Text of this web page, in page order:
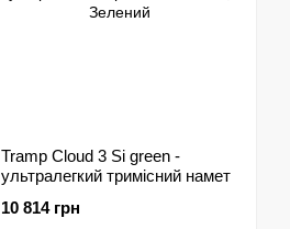
Tramp Cloud 3 Si green -
ультралегкий тримісний намет
10 814 грн